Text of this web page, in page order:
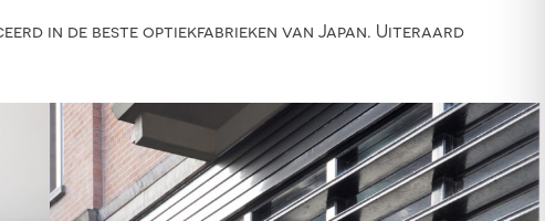
in de beste optiekfabrieken van Japan. Uiteraard